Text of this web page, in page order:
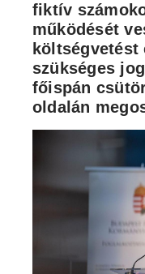
fiktív
működését
költségvetést
szükséges
főispán
oldalán